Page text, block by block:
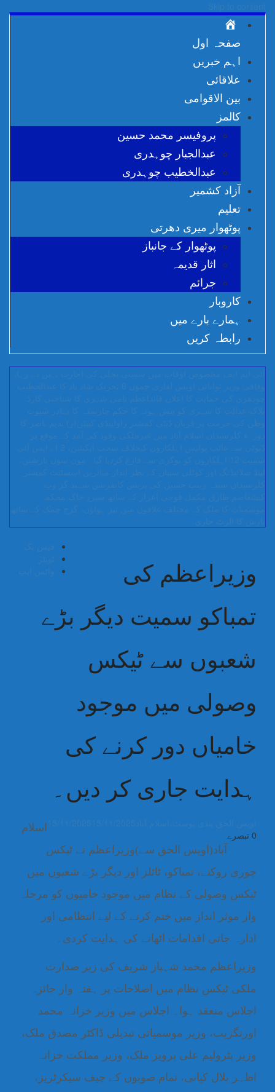
صفحہ اول
اہم خبریں
علاقائی
بین الاقوامی
کالمز
پروفیسر محمد حسین
عبدالجبار چوہدری
عبدالخطیب چوہدری
آزاد کشمیر
تعلیم
پوٹھوار میری دھرتی
پوٹھوار کے جانباز
اثار قدیمہ
جرائم
کاروبار
ہمارے بارے میں
رابطہ کریں
فیس بک
ٹویٹر
واٹس ایپ
وزیراعظم کی
تمباکو سمیت دیگر بڑے
شعبوں سے ٹیکس
وصولی میں موجود
خامیاں دور کرنے کی
ہدایت جاری کر دیں۔
اسلام
آباد(اویس الحق سے)وزیراعظم نے ٹیکس
چوری روکنے، تمباکو، ٹائلز اور دیگر بڑے شعبوں میں
ٹیکس وصولی کے نظام میں موجود خامیوں کو مرحلہ
وار موثر انداز میں ختم کرنے کے لیے انتظامی اور
ادارہ جاتی اقدامات اٹھانے کی ہدایت کردی۔
وزیراعظم محمد شہباز شریف کی زیر صدارت
ملکی ٹیکس نظام میں اصلاحات پر ہفتہ وار جائزہ
اجلاس منعقد ہوا۔ اجلاس میں وزیر خزانہ محمد
اورنگزیب، وزیر موسمیاتی تبدیلی ڈاکٹر مصدق ملک،
وزیر پٹرولیم علی پرویز ملک، وزیر مملکت خزانہ
اظہر بلال کیانی، تمام صوبوں کے چیف سیکرٹریز،